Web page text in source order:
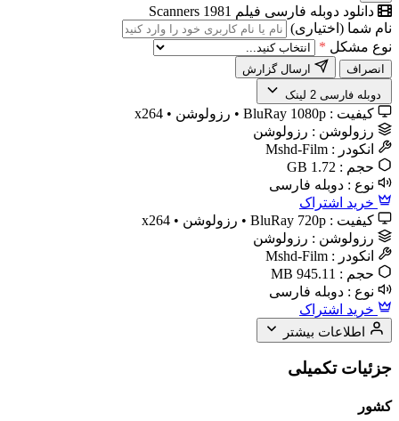
دانلود دوبله فارسی فیلم Scanners 1981
نام شما (اختیاری)
نوع مشکل *
انصراف
️ دوبله فارسی 2 لینک
کیفیت : BluRay 1080p • رزولوشن • x264
رزولوشن : رزولوشن
انکودر : Mshd-Film
حجم : 1.72 GB
نوع : دوبله فارسی
خرید اشتراک
کیفیت : BluRay 720p • رزولوشن • x264
رزولوشن : رزولوشن
انکودر : Mshd-Film
حجم : 945.11 MB
نوع : دوبله فارسی
خرید اشتراک
اطلاعات بیشتر
جزئیات تکمیلی
کشور